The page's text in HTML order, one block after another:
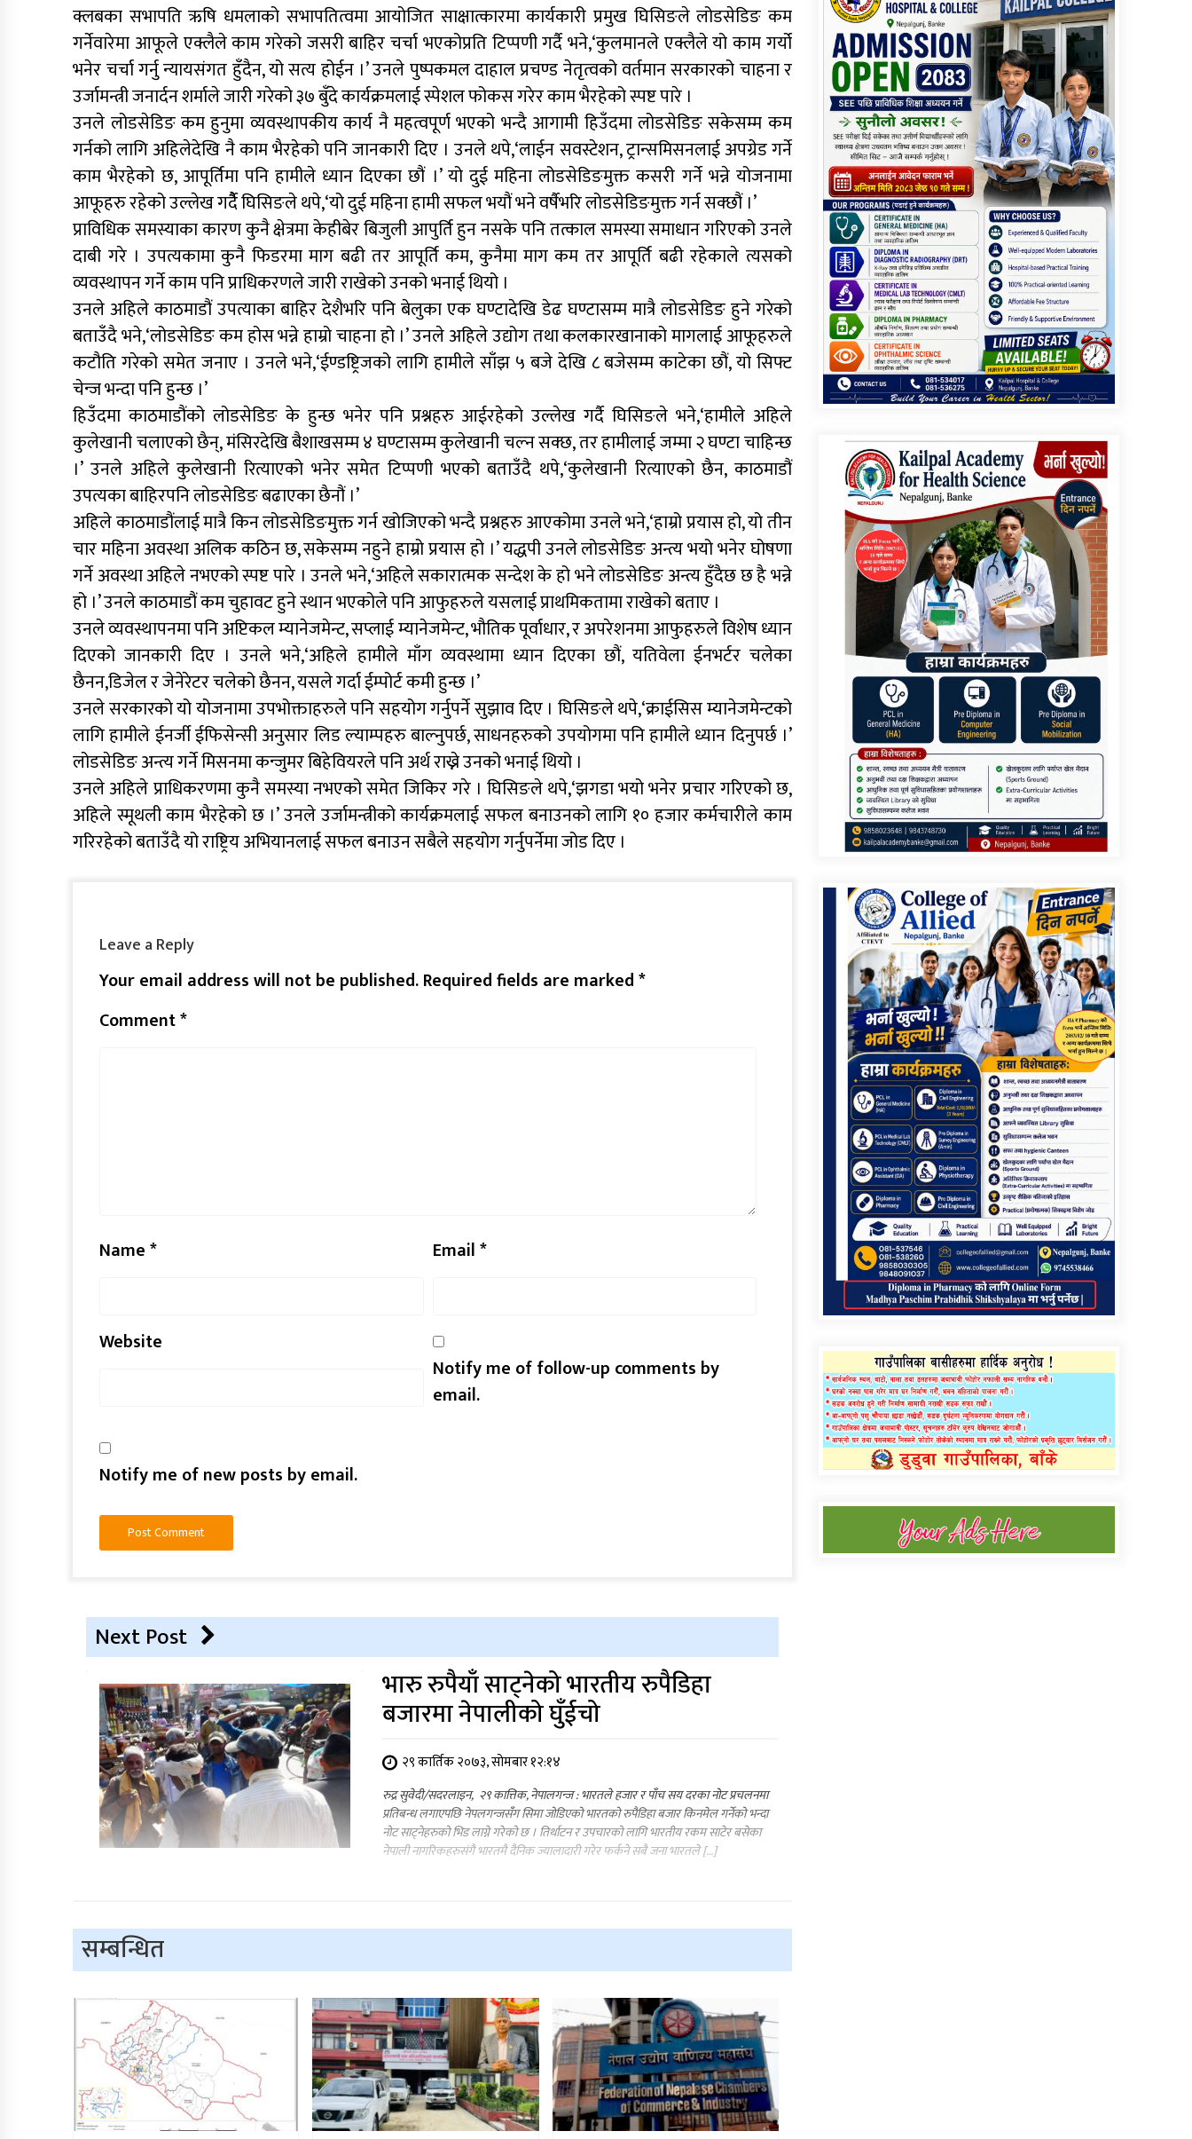
क्लबका सभापति ऋषि धमलाको सभापतित्वमा आयोजित साक्षात्कारमा कार्यकारी प्रमुख घिसिङले लोडसेडिङ कम
गर्नेवारेमा आफूले एक्लैले काम गरेको जसरी बाहिर चर्चा भएकोप्रति टिप्पणी गर्दै भने,‘कुलमानले एक्लैले यो काम गर्यो
भनेर चर्चा गर्नु न्यायसंगत हुँदैन, यो सत्य होईन ।’ उनले पुष्पकमल दाहाल प्रचण्ड नेतृत्वको वर्तमान सरकारको चाहना र
उर्जामन्त्री जनार्दन शर्माले जारी गरेको ३७ बुँदे कार्यक्रमलाई स्पेशल फोकस गरेर काम भैरहेको स्पष्ट पारे ।
उनले लोडसेडिङ कम हुनुमा व्यवस्थापकीय कार्य नै महत्वपूर्ण भएको भन्दै आगामी हिउँदमा लोडसेडिङ सकेसम्म कम
गर्नको लागि अहिलेदेखि नै काम भैरहेको पनि जानकारी दिए । उनले थपे,‘लाईन सवस्टेशन, ट्रान्समिसनलाई अपग्रेड गर्ने
काम भैरहेको छ, आपूर्तिमा पनि हामीले ध्यान दिएका छौं ।’ यो दुई महिना लोडसेडिङमुक्त कसरी गर्ने भन्ने योजनामा
आफूहरु रहेको उल्लेख गर्दैै घिसिङले थपे,‘यो दुई महिना हामी सफल भयौं भने वर्षैभरि लोडसेडिङमुक्त गर्न सक्छौं ।’
प्राविधिक समस्याका कारण कुनै क्षेत्रमा केहीबेर बिजुली आपुर्ति हुन नसके पनि तत्काल समस्या समाधान गरिएको उनले
दाबी गरे । उपत्यकामा कुनै फिडरमा माग बढी तर आपूर्ति कम, कुनैमा माग कम तर आपूर्ति बढी रहेकाले त्यसको
व्यवस्थापन गर्ने काम पनि प्राधिकरणले जारी राखेको उनको भनाई थियो ।
उनले अहिले काठमाडौं उपत्याका बाहिर देशैभरि पनि बेलुका एक घण्टादेखि डेढ घण्टासम्म मात्रै लोडसेडिङ हुने गरेको
बताउँदै भने,‘लोडसेडिङ कम होस भन्ने हाम्रो चाहना हो ।’ उनले अहिले उद्योग तथा कलकारखानाको मागलाई आफूहरुले
कटौति गरेको समेत जनाए । उनले भने,‘ईण्डष्ट्रिजको लागि हामीले साँझ ५ बजे देखि ८ बजेसम्म काटेका छौं, यो सिफ्ट
चेन्ज भन्दा पनि हुन्छ ।’
हिउँदमा काठमाडौंको लोडसेडिङ के हुन्छ भनेर पनि प्रश्नहरु आईरहेको उल्लेख गर्दै घिसिङले भने,‘हामीले अहिले
कुलेखानी चलाएको छैन्, मंसिरदेखि बैशाखसम्म ४ घण्टासम्म कुलेखानी चल्न सक्छ, तर हामीलाई जम्मा २ घण्टा चाहिन्छ
।’ उनले अहिले कुलेखानी रित्याएको भनेर समेत टिप्पणी भएको बताउँदै थपे,‘कुलेखानी रित्याएको छैन, काठमाडौं
उपत्यका बाहिरपनि लोडसेडिङ बढाएका छैनौं ।’
अहिले काठमाडौंलाई मात्रै किन लोडसेडिङमुक्त गर्न खोजिएको भन्दै प्रश्नहरु आएकोमा उनले भने,‘हाम्रो प्रयास हो, यो तीन
चार महिना अवस्था अलिक कठिन छ, सकेसम्म नहुने हाम्रो प्रयास हो ।’ यद्धपी उनले लोडसेडिङ अन्त्य भयो भनेर घोषणा
गर्ने अवस्था अहिले नभएको स्पष्ट पारे । उनले भने,‘अहिले सकारात्मक सन्देश के हो भने लोडसेडिङ अन्त्य हुँदैछ छ है भन्ने
हो ।’ उनले काठमाडौं कम चुहावट हुने स्थान भएकोले पनि आफुहरुले यसलाई प्राथमिकतामा राखेको बताए ।
उनले व्यवस्थापनमा पनि अप्टिकल म्यानेजमेन्ट, सप्लाई म्यानेजमेन्ट, भौतिक पूर्वाधार, र अपरेशनमा आफुहरुले विशेष ध्यान
दिएको जानकारी दिए । उनले भने,‘अहिले हामीले माँग व्यवस्थामा ध्यान दिएका छौं, यतिवेला ईनभर्टर चलेका
छैनन,डिजेल र जेनेरेटर चलेको छैनन, यसले गर्दा ईम्पोर्ट कमी हुन्छ ।’
उनले सरकारको यो योजनामा उपभोक्ताहरुले पनि सहयोग गर्नुपर्ने सुझाव दिए । घिसिङले थपे,‘क्राईसिस म्यानेजमेन्टको
लागि हामीले ईनर्जी ईफिसेन्सी अनुसार लिड ल्याम्पहरु बाल्नुपर्छ, साधनहरुको उपयोगमा पनि हामीले ध्यान दिनुपर्छ ।’
लोडसेडिङ अन्त्य गर्ने मिसनमा कन्जुमर बिहेवियरले पनि अर्थ राख्ने उनको भनाई थियो ।
उनले अहिले प्राधिकरणमा कुनै समस्या नभएको समेत जिकिर गरे । घिसिङले थपे,‘झगडा भयो भनेर प्रचार गरिएको छ,
अहिले स्मूथली काम भैरहेको छ ।’ उनले उर्जामन्त्रीको कार्यक्रमलाई सफल बनाउनको लागि १० हजार कर्मचारीले काम
गरिरहेको बताउँदै यो राष्ट्रिय अभियानलाई सफल बनाउन सबैले सहयोग गर्नुपर्नेमा जोड दिए ।
Leave a Reply
Your email address will not be published.Required fields are marked*
Comment*
Name* Email*
Website
Notify me of follow-up comments by
email.
Notify me of new posts by email.
Next Post
भारु रुपैयाँ साट्नेको भारतीय रुपैडिहा
बजारमा नेपालीको घुँईचो
२९ कार्तिक २०७३, सोमबार १२:१४
रुद्र सुवेदी/सदरलाइन, २९ कात्तिक, नेपालगन्ज : भारतले हजार र पाँच सय दरका नोट प्रचलनमा
प्रतिबन्ध लगाएपछि नेपलगन्जसंँग सिमा जोडिएको भारतको रुपैडिहा बजार किनमेल गर्नेको भन्दा
नोट साट्नेहरुको भिड लाग्ने गरेको छ । तिर्थाटन र उपचारको लागि भारतीय रकम साटेर बसेका
नेपाली नागरिकहरुसंगै भारतमै दैनिक ज्यालादारी गरेर फर्कने सबै जना भारतले […]
सम्बन्धित